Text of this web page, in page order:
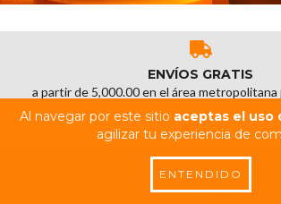
Al navegar por este sitio aceptas el uso
agilizar tu experiencia de
ENTENDIDO
ENVÍOS GRATIS
a partir de 5,000.00 en el área metropolitana